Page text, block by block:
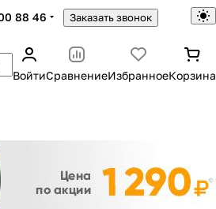
88 46 Заказать звонок
ВойтиСравнениеИзбранноеКорзина